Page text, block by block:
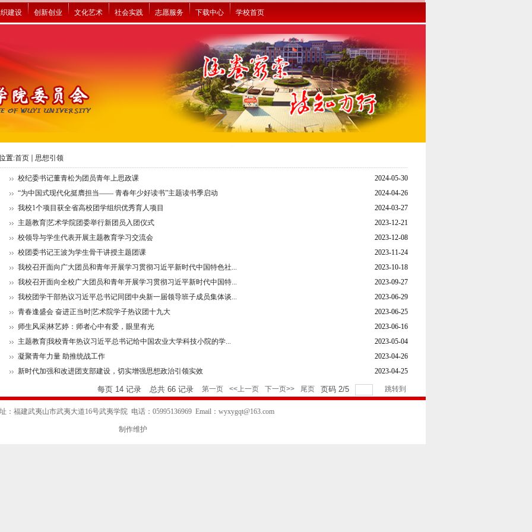
建设 创新创业 文化艺术 社会实践 志愿服务 下载中心 学校首页
置:首页 思想引领
校纪委书记董青松为团员青年上思政课
2024-05-30
“为中国式现代化挺膺担当—— 青春年少好读书”主题读书季启动
2024-04-26
我校1个项目获全省高校团学组织优秀育人项目
2024-03-27
主题教育|艺术学院团委举行新团员入团仪式
2023-12-21
校领导与学生代表开展主题教育学习交流会
2023-12-08
校团委书记王波为学生骨干讲授主题团课
2023-11-24
我校召开面向广大团员和青年开展学习贯彻习近平新时代中国特色社...
2023-10-18
我校召开面向全校广大团员和青年开展学习贯彻习近平新时代中国特...
2023-09-27
我校团学干部热议习近平总书记同团中央新一届领导班子成员集体谈...
2023-06-29
青春逢盛会 奋进正当时|艺术院学子热议团十九大
2023-06-25
师生风采|林艺婷：师者心中有爱，眼里有光
2023-06-16
主题教育|我校青年热议习近平总书记给中国农业大学科技小院的学...
2023-05-04
凝聚青年力量 助推统战工作
2023-04-26
新时代加强和改进团支部建设，切实增强思想政治引领实效
2023-04-25
每页 14 记录 总共 66 记录 第一页 <<上一页 下一页>> 尾页 页码 2/5 跳转到
：福建武夷山市武夷大道16号武夷学院 电话：05995136969 Email：wyxygqt@163.com
制作维护